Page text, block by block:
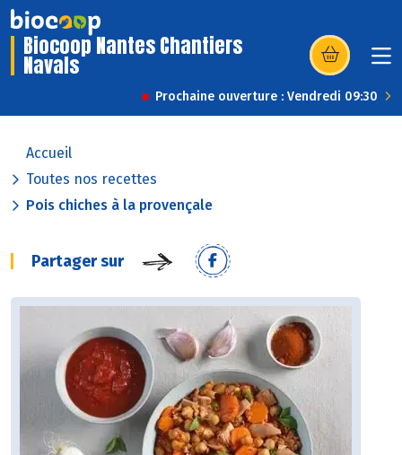
Biocoop Nantes Chantiers
Navals (s’ouvre dans
Prochaine ouverture : Vendredi 09:30
Accueil
Toutes nos recettes
Pois chiches à la provençale
Partager sur